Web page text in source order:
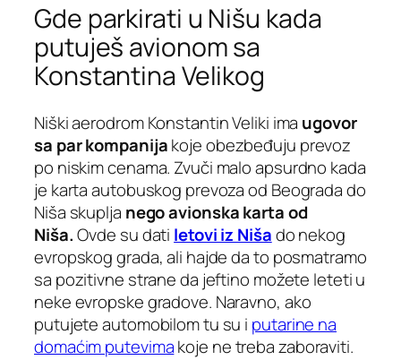
Gde parkirati u Nišu kada
putuješ avionom sa
Konstantina Velikog
Niški aerodrom Konstantin Veliki ima ugovor
sa par kompanijakoje obezbeđuju prevoz
po niskim cenama. Zvuči malo apsurdno kada
je karta autobuskog prevoza od Beograda do
Niša skuplja nego avionska karta od
Niša.Ovde su dati letovi iz Nišado nekog
evropskog grada, ali hajde da to posmatramo
sa pozitivne strane da jeftino možete leteti u
neke evropske gradove. Naravno, ako
putujete automobilom tu su i putarine na
domaćim putevimakoje ne treba zaboraviti.